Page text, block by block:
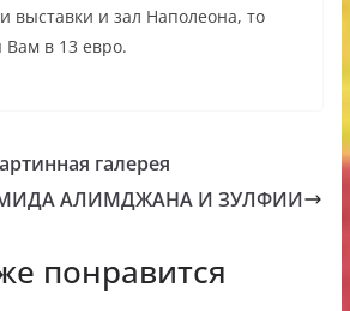
выставки и зал Наполеона, то
Вам в 13 евро.
галерея
АЛИМДЖАНА И ЗУЛФИИ
понравится